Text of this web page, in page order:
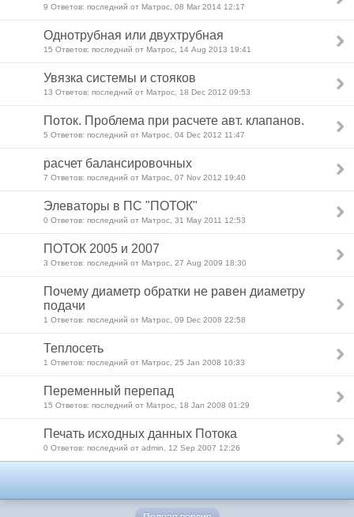
9 Ответов: последний от Матрос, 08 Mar 2014 12:17
Однотрубная или двухтрубная
15 Ответов: последний от Матрос, 14 Aug 2013 19:41
Увязка системы и стояков
13 Ответов: последний от Матрос, 18 Dec 2012 09:53
Поток. Проблема при расчете авт. клапанов.
5 Ответов: последний от Матрос, 04 Dec 2012 11:47
расчет балансировочных
7 Ответов: последний от Матрос, 07 Nov 2012 19:40
Элеваторы в ПС "ПОТОК"
0 Ответов: последний от Матрос, 31 May 2011 12:53
ПОТОК 2005 и 2007
3 Ответов: последний от Матрос, 27 Aug 2009 18:30
Почему диаметр обратки не равен диаметру
подачи
1 Ответов: последний от Матрос, 09 Dec 2008 22:58
Теплосеть
1 Ответов: последний от Матрос, 25 Jan 2008 10:33
Переменный перепад
15 Ответов: последний от Матрос, 18 Jan 2008 01:29
Печать исходных данных Потока
0 Ответов: последний от admin, 12 Sep 2007 12:26